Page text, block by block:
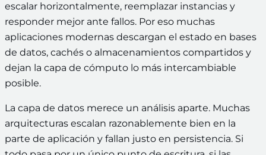
escalar horizontalmente, reemplazar instancias y
responder mejor ante fallos. Por eso muchas
aplicaciones modernas descargan el estado en bases
de datos, cachés o almacenamientos compartidos y
dejan la capa de cómputo lo más intercambiable
posible.
La capa de datos merece un análisis aparte. Muchas
arquitecturas escalan razonablemente bien en la
parte de aplicación y fallan justo en persistencia. Si